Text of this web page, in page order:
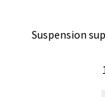
Suspension